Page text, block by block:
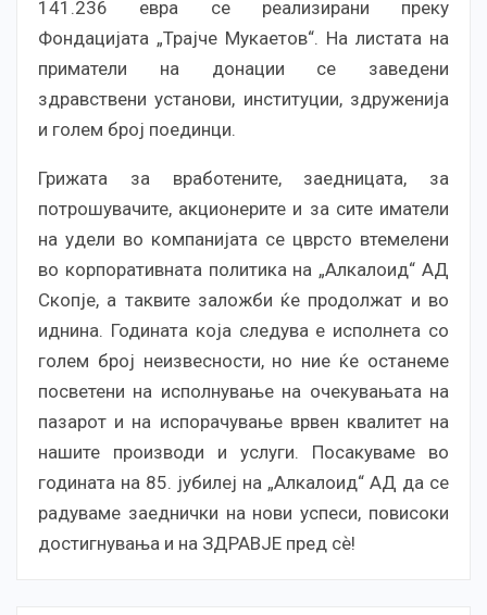
141.236 евра се реализирани преку
Фондацијата „Трајче Мукаетов“. На листата на
приматели на донации се заведени
здравствени установи, институции, здруженија
и голем број поединци.
Грижата за вработените, заедницата, за
потрошувачите, акционерите и за сите иматели
на удели во компанијата се цврсто втемелени
во корпоративната политика на „Алкалоид“ АД
Скопје, а таквите заложби ќе продолжат и во
иднина. Годината која следува е исполнета со
голем број неизвесности, но ние ќе останеме
посветени на исполнување на очекувањата на
пазарот и на испорачување врвен квалитет на
нашите производи и услуги. Посакуваме во
годината на 85. јубилеј на „Алкалоид“ АД да се
радуваме заеднички на нови успеси, повисоки
достигнувања и на ЗДРАВЈЕ пред сѐ!